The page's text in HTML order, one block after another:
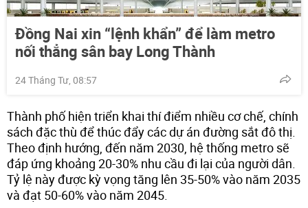
Đồng Nai xin “lệnh khẩn” để làm metro
nối thẳng sân bay Long Thành
24 Tháng Tư, 08:57
Thành phố hiện triển khai thí điểm nhiều cơ chế, chính
sách đặc thù để thúc đẩy các dự án đường sắt đô thị.
Theo định hướng, đến năm 2030, hệ thống metro sẽ
đáp ứng khoảng 20-30% nhu cầu đi lại của người dân.
Tỷ lệ này được kỳ vọng tăng lên 35-50% vào năm 2035
và đạt 50-60% vào năm 2045.